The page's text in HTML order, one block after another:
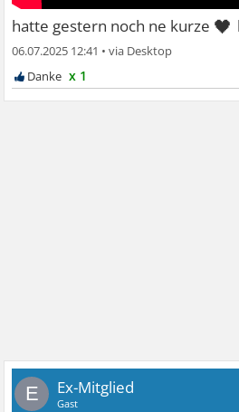
hatte gestern noch ne kurze 🖤
06.07.2025 12:41 •
x 1
E Ex-Mitglied
Gast